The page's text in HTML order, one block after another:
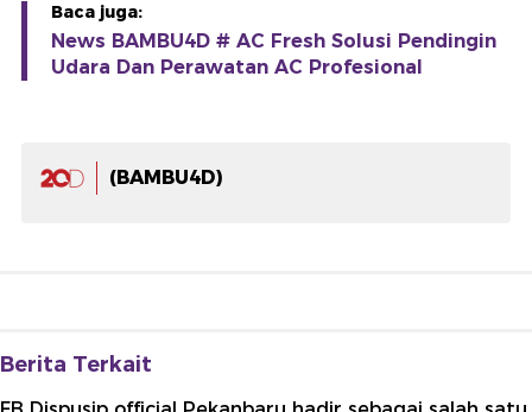
Baca juga:
News BAMBU4D # AC Fresh Solusi Pendingin
Udara Dan Perawatan AC Profesional
(BAMBU4D)
Berita Terkait